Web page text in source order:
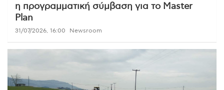
η προγραμματική σύμβαση για το Master
Plan
31/07/2026, 16:00 Newsroom